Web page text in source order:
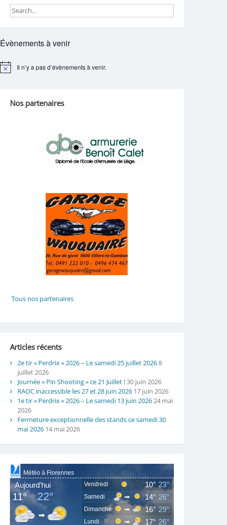
Évènements à venir
Notice Il n’y a pas d’évènements à venir.
Nos partenaires
Tous nos partenaires
Articles récents
2e tir « Perdrix » 2026 – Le samedi 25 juillet 20268
juillet 2026
Journée « Pin Shooting » ce 21 Juillet !30 juin 2026
RAOC inaccessible les 27 et 28 juin 2026 17 juin 2026
1e tir « Perdrix » 2026 – Le samedi 13 juin 202624 mai
2026
Fermeture exceptionnelle des stands ce samedi 30
mai 2026 14 mai 2026